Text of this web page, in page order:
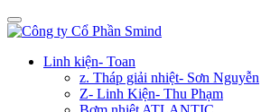
Linh kiện- Toan
z. Tháp giải nhiệt- Sơn Nguyễn
Z- Linh Kiện- Thu Phạm